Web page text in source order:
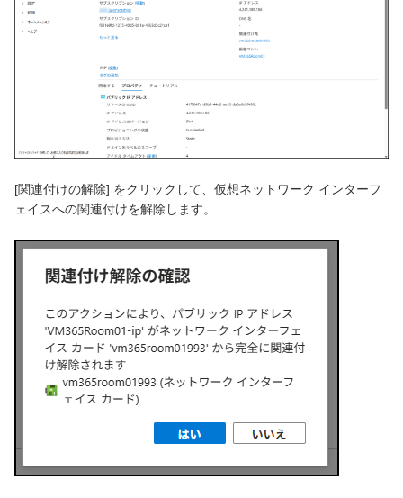
[関連付けの解除] をクリックして、仮想ネットワーク インターフ
ェイスへの関連付けを解除します。